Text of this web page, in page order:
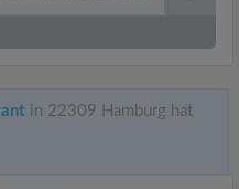
in 22309 Hamburg hat